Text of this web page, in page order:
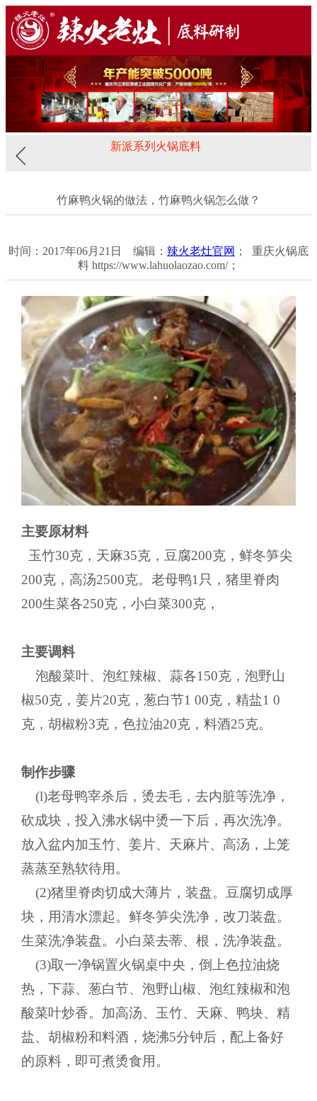
新派系列火锅底料
竹麻鸭火锅的做法，竹麻鸭火锅怎么做？
时间：2017年06月21日 编辑： 辣火老灶官网 ； 重庆火锅底
料 https://www.lahuolaozao.com/；
主要原材料
玉竹30克，天麻35克，豆腐200克，鲜冬笋尖
200克，高汤2500克。老母鸭1只，猪里脊肉
200生菜各250克，小白菜300克，
主要调料
泡酸菜叶、泡红辣椒、蒜各150克，泡野山
椒50克，姜片20克，葱白节1 00克，精盐1 0
克，胡椒粉3克，色拉油20克，料酒25克。
制作步骤
(l)老母鸭宰杀后，烫去毛，去内脏等洗净，
砍成块，投入沸水锅中烫一下后，再次洗净。
放入盆内加玉竹、姜片、天麻片、高汤，上笼
蒸蒸至熟软待用。
(2)猪里脊肉切成大薄片，装盘。豆腐切成厚
块，用清水漂起。鲜冬笋尖洗净，改刀装盘。
生菜洗净装盘。小白菜去蒂、根，洗净装盘。
(3)取一净锅置火锅桌中央，倒上色拉油烧
热，下蒜、葱白节、泡野山椒、泡红辣椒和泡
酸菜叶炒香。加高汤、玉竹、天麻、鸭块、精
盐、胡椒粉和料酒，烧沸5分钟后，配上备好
的原料，即可煮烫食用。